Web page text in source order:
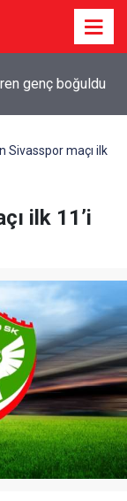
genç boğuldu
Sivasspor maçı ilk
ilk 11’i